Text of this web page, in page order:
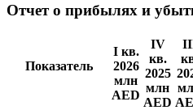
Отчет о прибылях и
Показатель
I кв.
2026
млн
AED
IV
кв.
2025
млн
AED